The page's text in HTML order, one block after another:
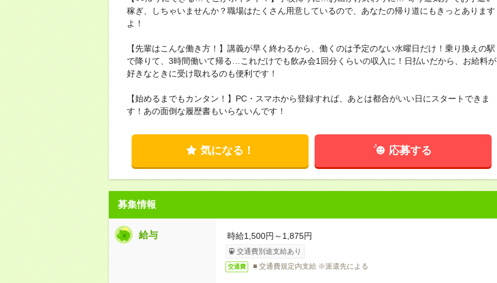
稼ぎ、しちゃいませんか？職場はたくさん用意しているので、あなたの帰り道にもきっとあります
よ！
【先輩はこんな働き方！】講義が早く終わるから、働くのは予定のない水曜日だけ！乗り換えの駅
で降りて、3時間働いて帰る…これだけでも飲み会1回分くらいの収入に！日払いだから、お給料が
好きなときに受け取れるのも便利です！
【始めるまでもカンタン！】PC・スマホから登録すれば、あとは都合がいい日にスタートできま
す！あの面倒な履歴書もいらないんです！
気になる！ 応募する
募集情報
給与 時給1,500円～1,875円
交通費別途支給あり
交通費 ■ 交通費規定内支給 ※派遣先による